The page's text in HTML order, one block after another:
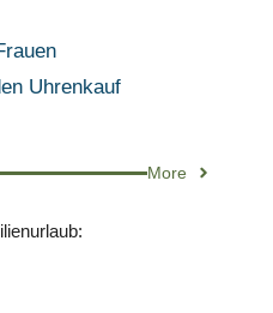
Uhrenkauf
More